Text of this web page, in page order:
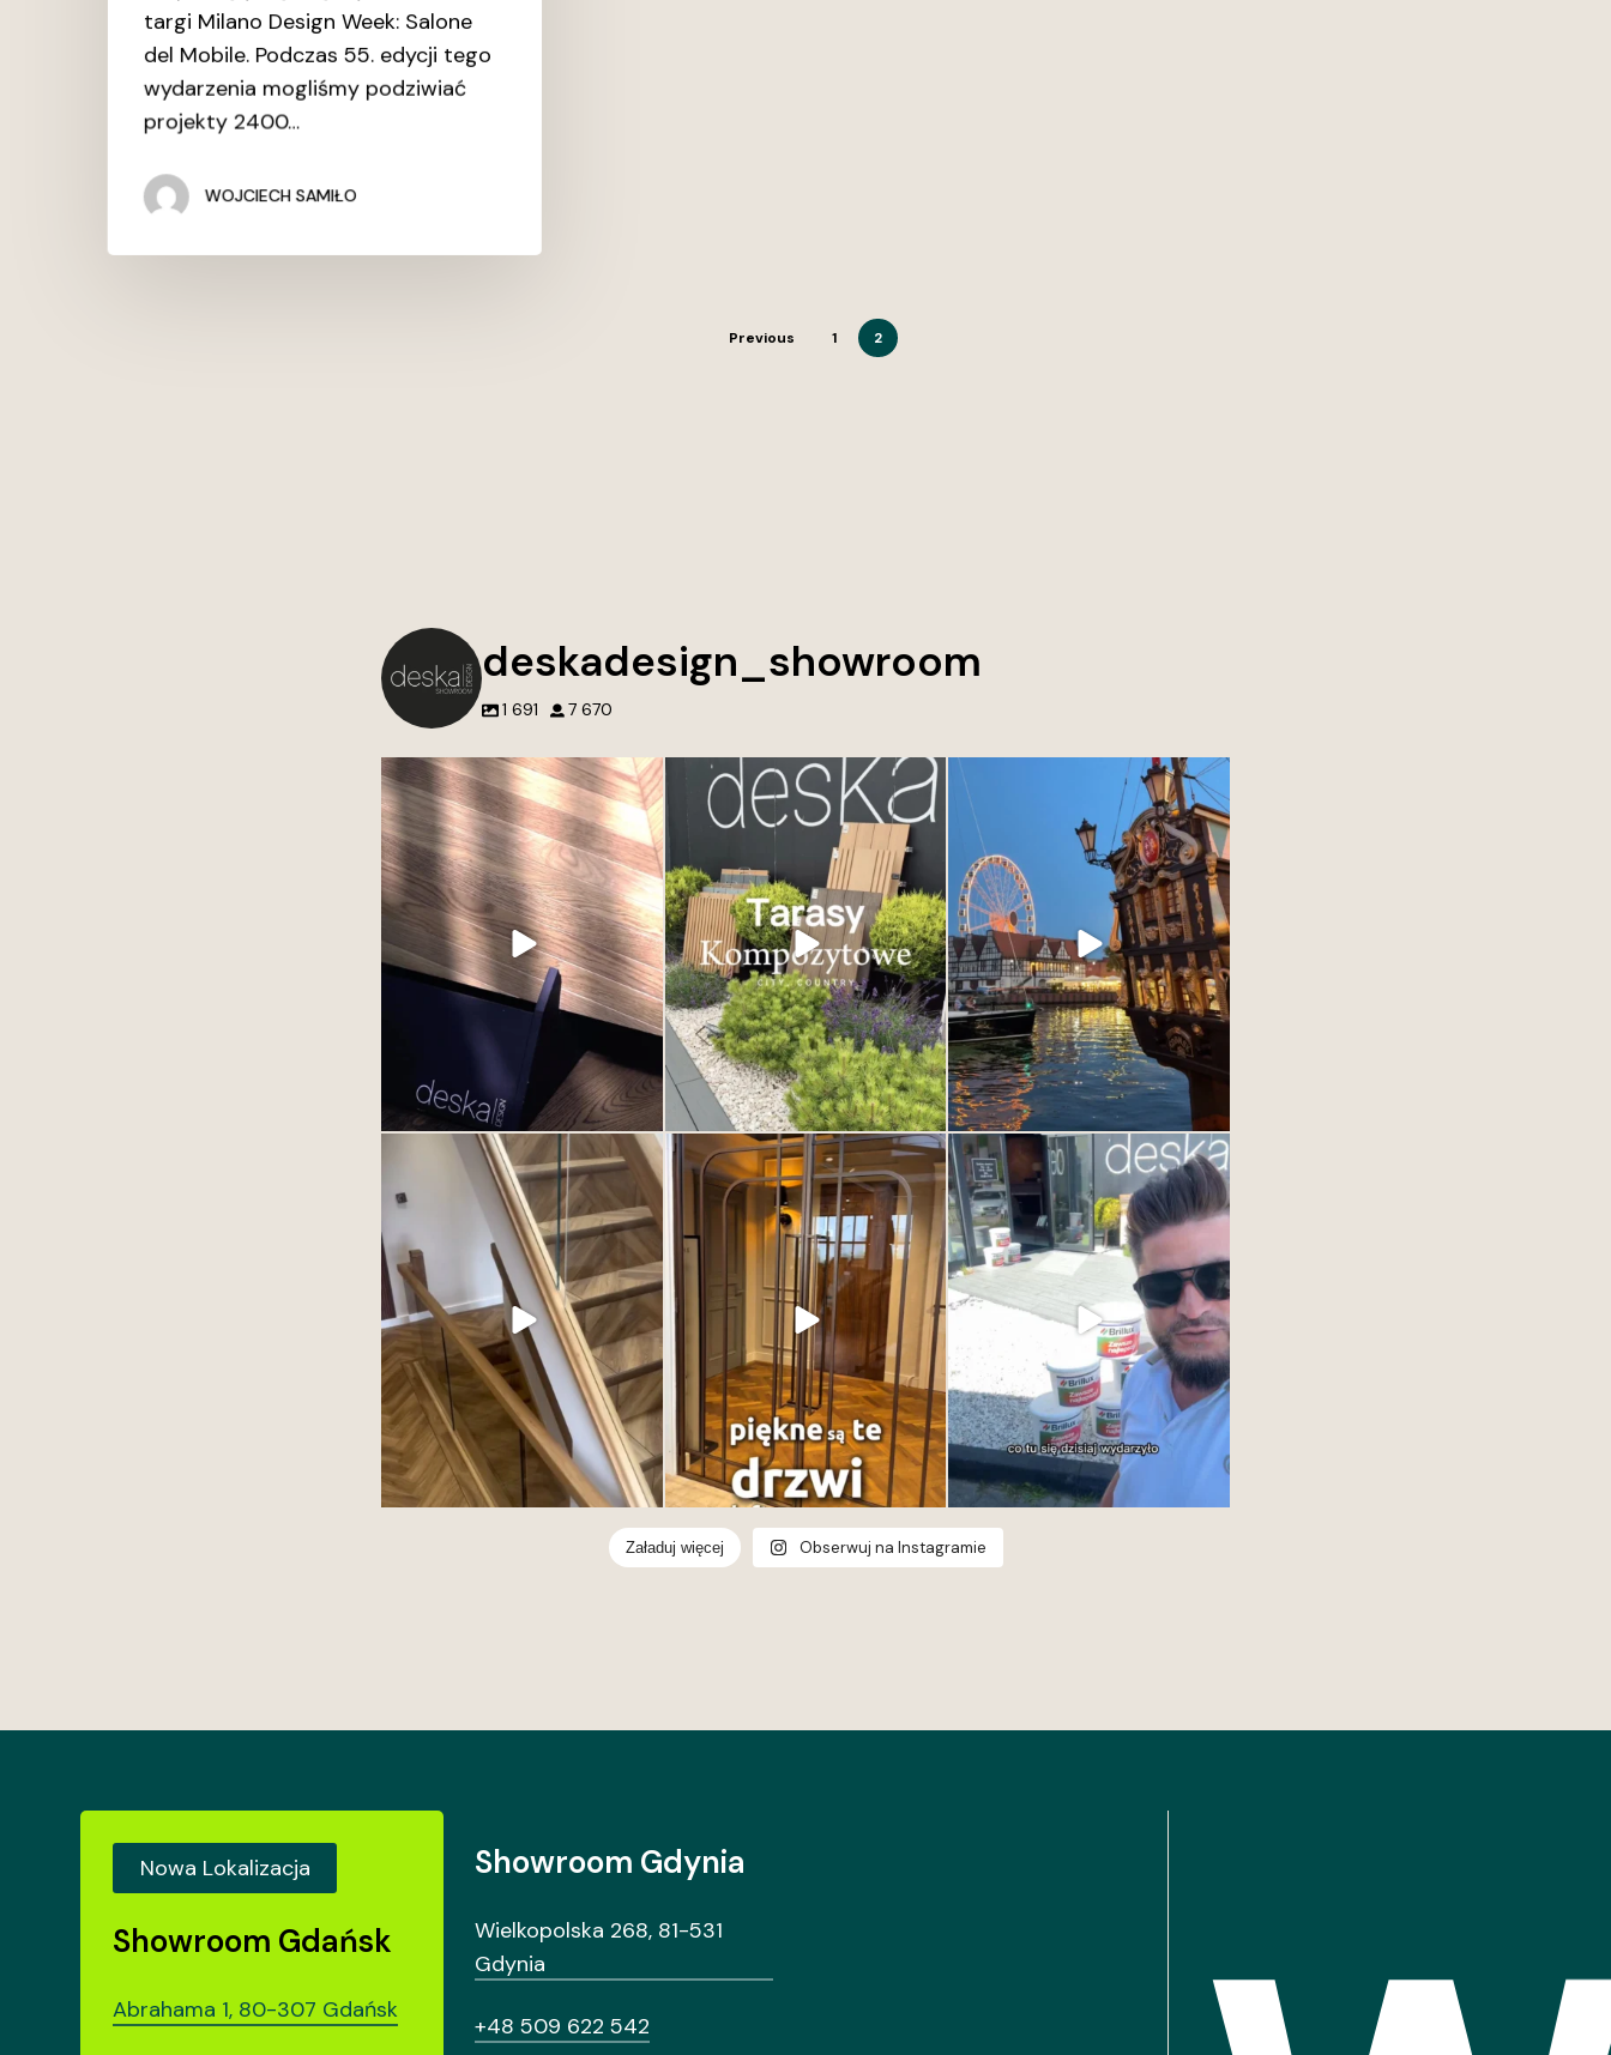
targi Milano Design Week: Salone
del Mobile. Podczas 55. edycji tego
wydarzenia mogliśmy podziwiać
projekty 2400…
WOJCIECH SAMIŁO
Previous 1 2
deskadesign_showroom
1 691 7 670
Nie tworzymy tylko wnętrz. Tworzymy
przestrzenie, do których chce się
wracać.
Każdy projekt to połączenie jakości,
estetyki i dbałości o najmniejsze detale.
Wierzymy, że to właśnie one robią
największą różnicę.
Jeśli szukasz inspiracji lub rozwiązań
premium do swojego domu lub...
3 0
Przed naszym showroomem Deska
Design w Gdyni każdy detal opowiada
historię. Otocz się piękną zielenią i
wyjątkowymi dekorami. Zapraszamy po
inspirację, klasykę i nowoczesność w
jednym miejscu. Deska kompozytowa od
Deska Design – trwałość i styl w jednym.
Odkryj nowoczesne rozwiązania na
tarasy,...
35 2
Najpiękniejsze miasto w Polsce to?
0
Podłoga winylowa może wyglądać
szlachetnie. Zależy to od jakości samego
produktu ale przede wszystkim od
ułożonego wzoru.
77 6
Drzwi nie muszą jedynie oddzielać
przestrzeni. Mogą ją definiować. To jeden
z najważniejszych elementów wnętrza –
subtelny, ale decydujący o jego
charakterze. Eleganckie, nowoczesne,
ponadczasowe. Odkryj kolekcje drzwi w
Deska Design i przekonaj się, jak jeden
detal potrafi odmienić całe wnętrze.
1 0
Dzień otwarty w DESKA DESIGN
SHOWROOM Gdynia.
Łączymy siły z naszym dostawcą farb
żeby zaprezentować Wam cala@game
produktów i możliwości. #interiordesign
25 1
Załaduj więcej Obserwuj na Instagramie
Nowa Lokalizacja
Showroom Gdańsk
Abrahama 1, 80-307 Gdańsk
Showroom Gdynia
Wielkopolska 268, 81-531
Gdynia
+48 509 622 542